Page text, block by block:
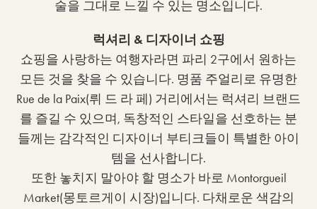
술을 그대로 느낄 수 있는 명소입니다.
럭셔리 & 디자이너 쇼핑
쇼핑을 사랑하는 여행자라면 파리 2구에서 원하는
모든 것을 찾을 수 있습니다. 명품 주얼리로 유명한
Rue de la Paix(뤼 드 라 페) 거리에서는 럭셔리 브랜드
를 즐길 수 있으며, 독창적인 스타일을 선호하는 분
들께는 감각적인 디자이너 부티크들이 특별한 아이
템을 선사합니다.
또한 놓치지 말아야 할 명소가 바로 Montorgueil
Market(몽토르게이 시장)입니다. 다채로운 색감의